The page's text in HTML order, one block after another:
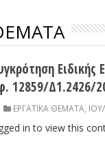
12859/Δ1.2426/
ΕΡΓΑΤΙΚΑ ΘΕΜΑΤΑ
in to view this